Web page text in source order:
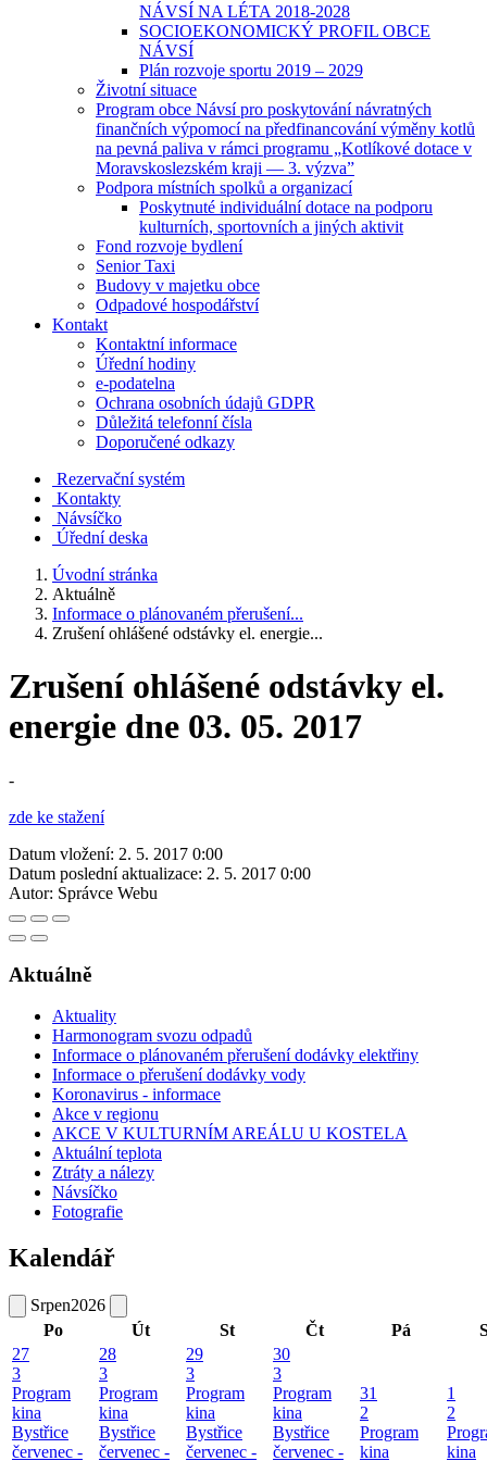
NÁVSÍ NA LÉTA 2018-2028
SOCIOEKONOMICKÝ PROFIL OBCE
NÁVSÍ
Plán rozvoje sportu 2019 – 2029
Životní situace
Program obce Návsí pro poskytování návratných
finančních výpomocí na předfinancování výměny kotlů
na pevná paliva v rámci programu „Kotlíkové dotace v
Moravskoslezském kraji — 3. výzva”
Podpora místních spolků a organizací
Poskytnuté individuální dotace na podporu
kulturních, sportovních a jiných aktivit
Fond rozvoje bydlení
Senior Taxi
Budovy v majetku obce
Odpadové hospodářství
Kontakt
Kontaktní informace
Úřední hodiny
e-podatelna
Ochrana osobních údajů GDPR
Důležitá telefonní čísla
Doporučené odkazy
Rezervační systém
Kontakty
Návsíčko
Úřední deska
Úvodní stránka
Aktuálně
Informace o plánovaném přerušení...
Zrušení ohlášené odstávky el. energie...
Zrušení ohlášené odstávky el.
energie dne 03. 05. 2017
-
zde ke stažení
Datum vložení: 2. 5. 2017 0:00
Datum poslední aktualizace: 2. 5. 2017 0:00
Autor: Správce Webu
Aktuálně
Aktuality
Harmonogram svozu odpadů
Informace o plánovaném přerušení dodávky elektřiny
Informace o přerušení dodávky vody
Koronavirus - informace
Akce v regionu
AKCE V KULTURNÍM AREÁLU U KOSTELA
Aktuální teplota
Ztráty a nálezy
Návsíčko
Fotografie
Kalendář
Srpen2026
Po
Út St Čt Pá
27
3
Program
kina
Bystřice
červenec -
28
3
Program
kina
Bystřice
červenec -
29
3
Program
kina
Bystřice
červenec -
30
3
Program
kina
Bystřice
červenec -
31
2
Program
kina
1
2
kina